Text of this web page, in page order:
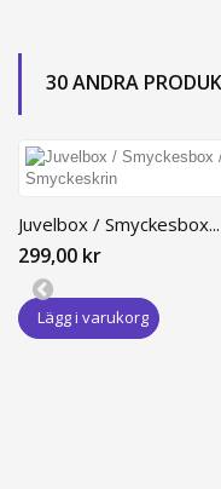
30 ANDRA
Juvelbox / Smyckesbox...
299,00 kr
Lägg i varukorg